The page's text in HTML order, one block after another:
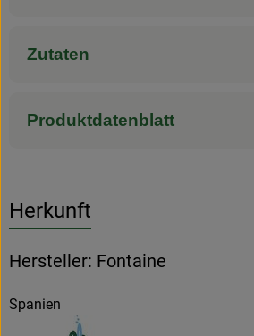
Zutaten
Produktdatenblatt
Herkunft
Hersteller: Fontaine
Spanien